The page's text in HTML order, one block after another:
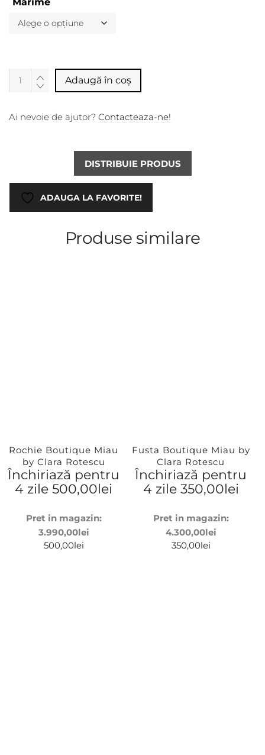
Marime
Adaugă în coș
Ai nevoie de ajutor? Contacteaza-ne!
DISTRIBUIE PRODUS
ADAUGA LA FAVORITE!
Produse similare
Rochie Boutique Miau
by Clara Rotescu
Închiriază pentru
4 zile500,00lei
Pret in magazin:
3.990,00lei
500,00lei
Fusta Boutique Miau by
Clara Rotescu
Închiriază pentru
4 zile 350,00lei
Pret in magazin:
4.300,00lei
350,00lei